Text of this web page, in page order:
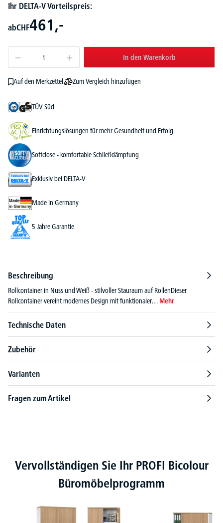
Ihr DELTA-V Vorteilspreis:
abCHF461,-
In den Warenkorb
Auf den Merkzettel Zum Vergleich hinzufügen
TÜV Süd
Einrichtungslösungen für mehr Gesundheit und Erfolg
Softclose - komfortable Schließdämpfung
Exklusiv bei DELTA-V
Made in Germany
5 Jahre Garantie
Beschreibung
Rollcontainer in Nuss und Weiß - stilvoller Stauraum auf RollenDieser
Rollcontainer vereint modernes Design mit funktionaler… Mehr
Technische Daten
Zubehör
Varianten
Fragen zum Artikel
Produktgalerie überspringen
Vervollständigen Sie Ihr PROFI Bicolour
Büromöbelprogramm